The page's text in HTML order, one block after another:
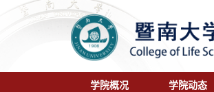
学院概况 学院动态